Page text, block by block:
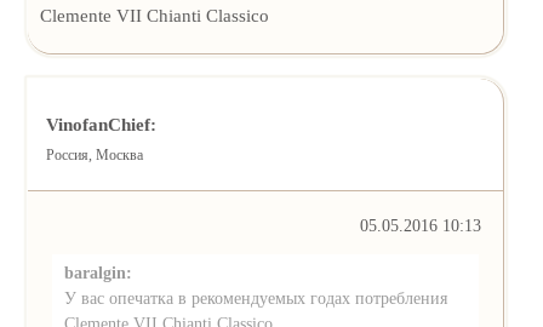
Clemente VII Chianti Classico
VinofanChief:
Россия, Москва
05.05.2016 10:13
baralgin:
У вас опечатка в рекомендуемых годах потребления